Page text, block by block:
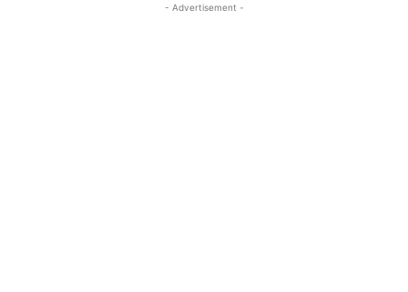
- Advertisement -